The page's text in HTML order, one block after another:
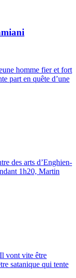
homme fier et fort
part en quête d’une
des arts d’Enghien-
1h20, Martin
vont vite être
satanique qui tente